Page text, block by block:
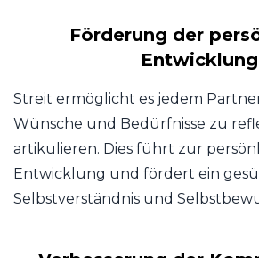
Förderung der
Entwicklung
Streit ermöglicht es jedem
Wünsche und Bedürfnisse zu
artikulieren. Dies führt zur
Entwicklung und fördert ein
Selbstverständnis und